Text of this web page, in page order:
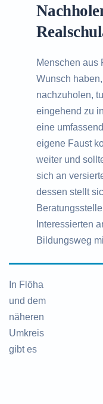
Menschen aus
Wunsch
nachzuholen,
eingehend zu
eine
eigene Faust
weiter und
sich an
dessen stellt
Interessierten
Bildungsweg
In Flöha
und dem
näheren
Umkreis
gibt es